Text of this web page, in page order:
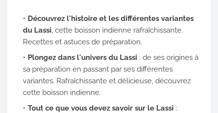
Découvrez l'histoire et les différentes variantes
du Lassi, cette boisson indienne rafraîchissante.
Recettes et astuces de préparation.
Plongez dans l'univers du Lassi : de ses origines à
sa préparation en passant par ses différentes
variantes. Rafraîchissante et délicieuse, découvrez
cette boisson indienne.
Tout ce que vous devez savoir sur le Lassi :